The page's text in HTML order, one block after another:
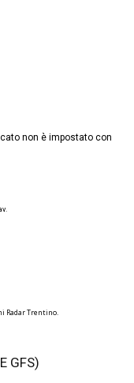
non è impostato con
Radar Trentino.
GFS)